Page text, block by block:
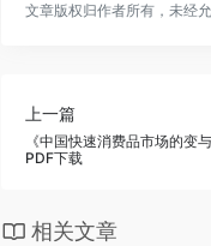
文章版权归作者所有，未经允
上一篇
《中国快速消费品市场的变
PDF下载
相关文章